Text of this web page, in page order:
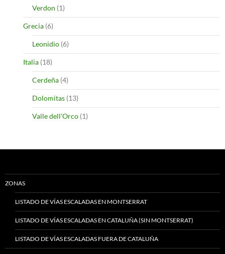
Verdon (1)
Grecia (6)
Leonidio (6)
Italia (18)
Cerdeña (4)
Dolomitas (13)
Valle dell'Orco (1)
ZONAS
LISTADO DE VÍAS ESCALADAS EN MONTSERRAT
LISTADO DE VÍAS ESCALADAS EN CATALUÑA (SIN MONTSERRAT)
LISTADO DE VÍAS ESCALADAS FUERA DE CATALUÑA